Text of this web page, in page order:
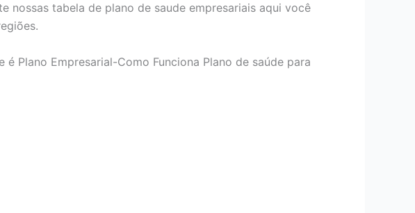
nossas tabela de plano de saude empresariais aqui você
Plano Empresarial-Como Funciona Plano de saúde para